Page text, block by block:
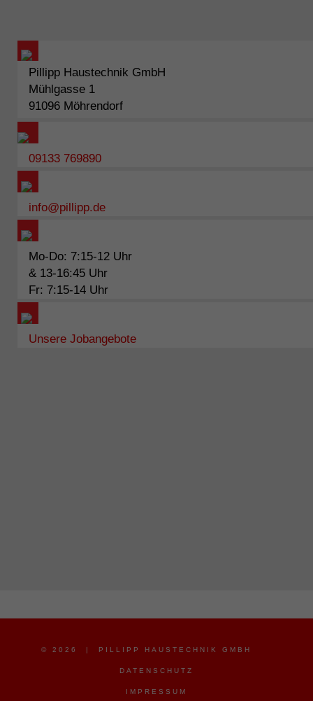
Pillipp Haustechnik GmbH
Mühlgasse 1
91096 Möhrendorf
09133 769890
info@pillipp.de
Mo-Do: 7:15-12 Uhr
& 13-16:45 Uhr
Fr: 7:15-14 Uhr
Unsere Jobangebote
© 2026 | PILLIPP HAUSTECHNIK GMBH
DATENSCHUTZ
IMPRESSUM